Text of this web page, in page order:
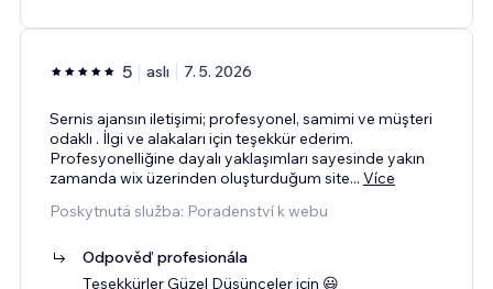
5 aslı 7. 5. 2026
Sernis ajansın iletişimi; profesyonel, samimi ve müşteri
odaklı . İlgi ve alakaları için teşekkür ederim.
Profesyonelliğine dayalı yaklaşımları sayesinde yakın
zamanda wix üzerinden oluşturduğum site... Více
Poskytnutá služba: Poradenství k webu
Odpověď profesionála
Teşekkürler Güzel Düşünceler için 😃